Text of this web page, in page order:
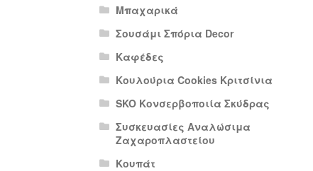
Μπαχαρικά
Σουσάμι Σπόρια Decor
Καφέδες
Κουλούρια Cookies Κριτσίνια
SKO Κονσερβοποιία Σκύδρας
Συσκευασίες Αναλώσιμα
Ζαχαροπλαστείου
Κουπάτ